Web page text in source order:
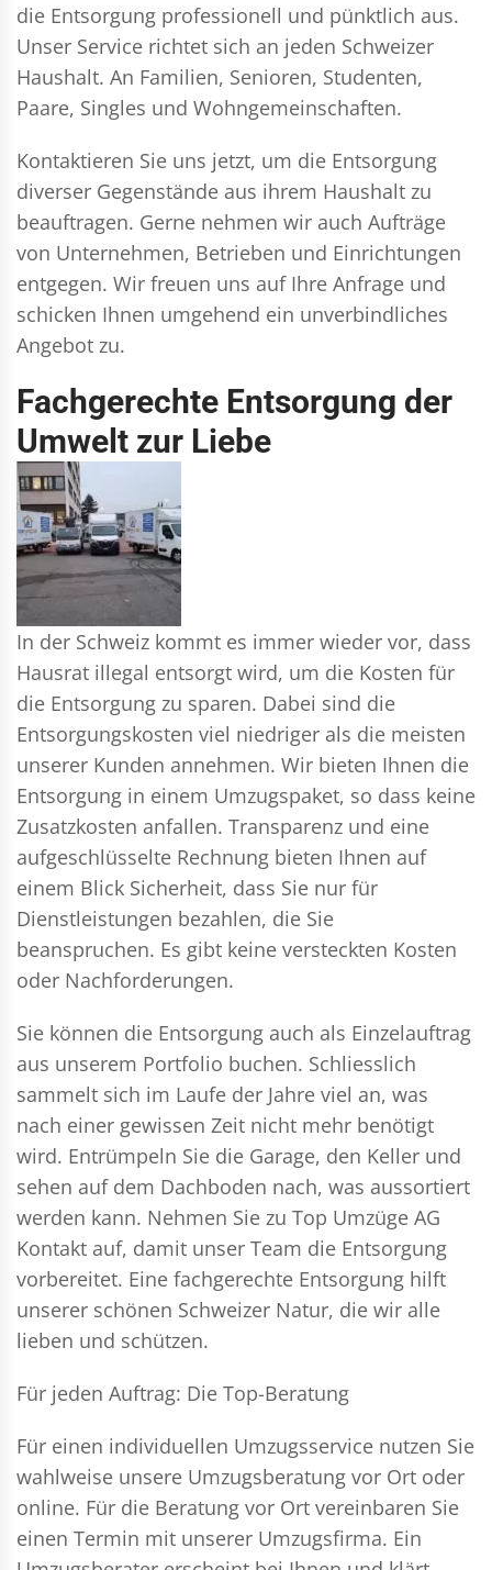
die Entsorgung professionell und pünktlich aus.
Unser Service richtet sich an jeden Schweizer
Haushalt. An Familien, Senioren, Studenten,
Paare, Singles und Wohngemeinschaften.
Kontaktieren Sie uns jetzt, um die Entsorgung
diverser Gegenstände aus ihrem Haushalt zu
beauftragen. Gerne nehmen wir auch Aufträge
von Unternehmen, Betrieben und Einrichtungen
entgegen. Wir freuen uns auf Ihre Anfrage und
schicken Ihnen umgehend ein unverbindliches
Angebot zu.
Fachgerechte Entsorgung der
Umwelt zur Liebe
In der Schweiz kommt es immer wieder vor, dass
Hausrat illegal entsorgt wird, um die Kosten für
die Entsorgung zu sparen. Dabei sind die
Entsorgungskosten viel niedriger als die meisten
unserer Kunden annehmen. Wir bieten Ihnen die
Entsorgung in einem Umzugspaket, so dass keine
Zusatzkosten anfallen. Transparenz und eine
aufgeschlüsselte Rechnung bieten Ihnen auf
einem Blick Sicherheit, dass Sie nur für
Dienstleistungen bezahlen, die Sie
beanspruchen. Es gibt keine versteckten Kosten
oder Nachforderungen.
Sie können die Entsorgung auch als Einzelauftrag
aus unserem Portfolio buchen. Schliesslich
sammelt sich im Laufe der Jahre viel an, was
nach einer gewissen Zeit nicht mehr benötigt
wird. Entrümpeln Sie die Garage, den Keller und
sehen auf dem Dachboden nach, was aussortiert
werden kann. Nehmen Sie zu Top Umzüge AG
Kontakt auf, damit unser Team die Entsorgung
vorbereitet. Eine fachgerechte Entsorgung hilft
unserer schönen Schweizer Natur, die wir alle
lieben und schützen.
Für jeden Auftrag: Die Top-Beratung
Für einen individuellen Umzugsservice nutzen Sie
wahlweise unsere Umzugsberatung vor Ort oder
online. Für die Beratung vor Ort vereinbaren Sie
einen Termin mit unserer Umzugsfirma. Ein